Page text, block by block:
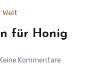
Welt
für Honig
Keine Kommentare